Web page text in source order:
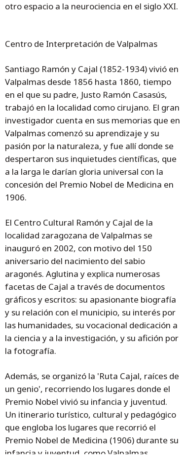
otro espacio a la neurociencia en el siglo XXI.
Centro de Interpretación de Valpalmas
Santiago Ramón y Cajal (1852-1934) vivió en
Valpalmas desde 1856 hasta 1860, tiempo
en el que su padre, Justo Ramón Casasús,
trabajó en la localidad como cirujano. El gran
investigador cuenta en sus memorias que en
Valpalmas comenzó su aprendizaje y su
pasión por la naturaleza, y fue allí donde se
despertaron sus inquietudes científicas, que
a la larga le darían gloria universal con la
concesión del Premio Nobel de Medicina en
1906.
El Centro Cultural Ramón y Cajal de la
localidad zaragozana de Valpalmas se
inauguró en 2002, con motivo del 150
aniversario del nacimiento del sabio
aragonés. Aglutina y explica numerosas
facetas de Cajal a través de documentos
gráficos y escritos: su apasionante biografía
y su relación con el municipio, su interés por
las humanidades, su vocacional dedicación a
la ciencia y a la investigación, y su afición por
la fotografía.
Además, se organizó la 'Ruta Cajal, raíces de
un genio', recorriendo los lugares donde el
Premio Nobel vivió su infancia y juventud.
Un itinerario turístico, cultural y pedagógico
que engloba los lugares que recorrió el
Premio Nobel de Medicina (1906) durante su
infancia y juventud, como Valpalmas,